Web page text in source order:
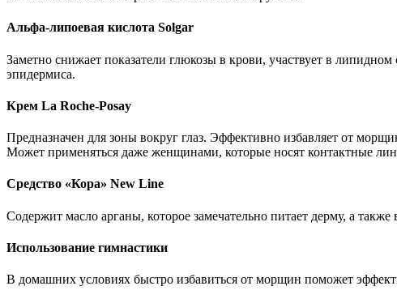
Альфа-липоевая кислота Solgar
Заметно снижает показатели глюкозы в крови, участвует в
эпидермиса.
Крем La Roche-Posay
Предназначен для зоны вокруг глаз. Эффективно избавляет от
Может применяться даже женщинами, которые носят контактные
Средство «Кора» New Line
Содержит масло арганы, которое замечательно питает дерму, а
Использование гимнастики
В домашних условиях быстро избавиться от морщин поможет